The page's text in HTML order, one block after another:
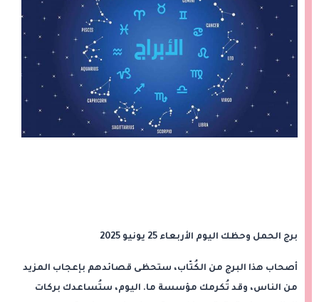
برج الحمل وحظك اليوم الأربعاء 25 يونيو 2025
أصحاب هذا البرج من الكُتّاب، ستحظى قصائدهم بإعجاب المزيد
من الناس، وقد تُكرمك مؤسسة ما. اليوم، ستُساعدك بركات